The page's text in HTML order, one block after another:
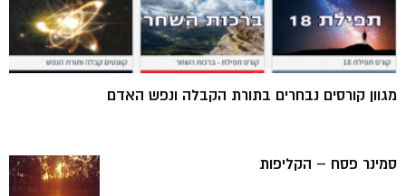
מגוון קורסים נבחרים בתורת הקבלה ונפש האדם
סמינר פסח – הקליפות